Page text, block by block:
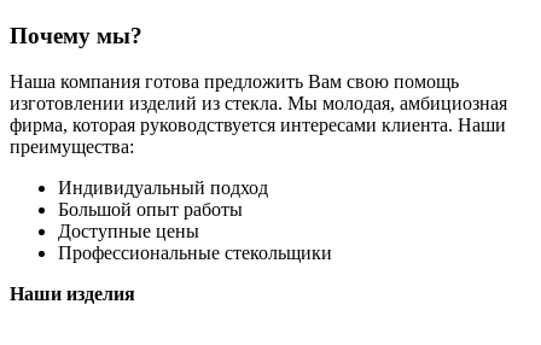
Почему мы?
Наша компания готова предложить Вам свою помощь
изготовлении изделий из стекла. Мы молодая, амбициозная
фирма, которая руководствуется интересами клиента. Наши
преимущества:
Индивидуальный подход
Большой опыт работы
Доступные цены
Профессиональные стекольщики
Наши изделия